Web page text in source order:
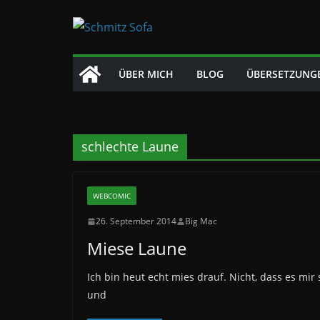
ÜBER MICH BLOG
schlechte Laune
WEBCOMIC
26. September 2014 Big Mac
Miese Laune
Ich bin heut echt mies drauf. Nicht, dass es
und